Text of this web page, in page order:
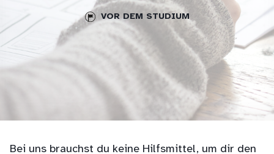
VOR DEM STUDIUM
Bei uns brauchst du keine Hilfsmittel, um dir den